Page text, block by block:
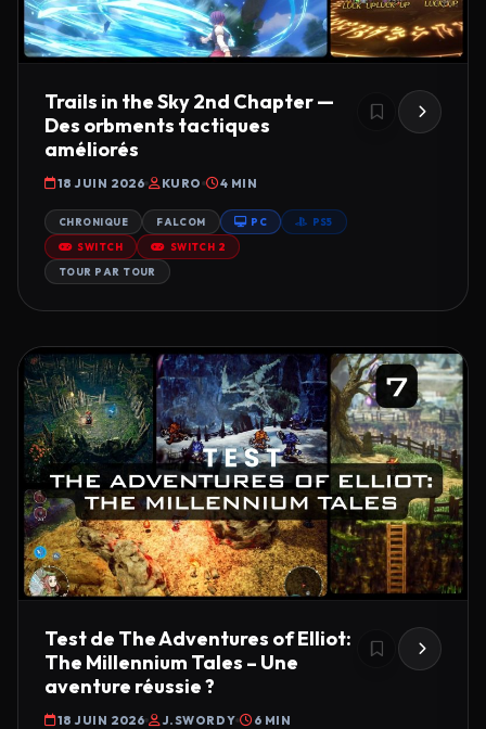
Trails in the Sky 2nd Chapter —
Des orbments tactiques
améliorés
18 JUIN 2026 KURO 4 MIN
CHRONIQUE FALCOM PC PS5
SWITCH SWITCH 2
TOUR PAR TOUR
Test de The Adventures of Elliot:
The Millennium Tales – Une
aventure réussie ?
18 JUIN 2026 J.SWORDY 6 MIN